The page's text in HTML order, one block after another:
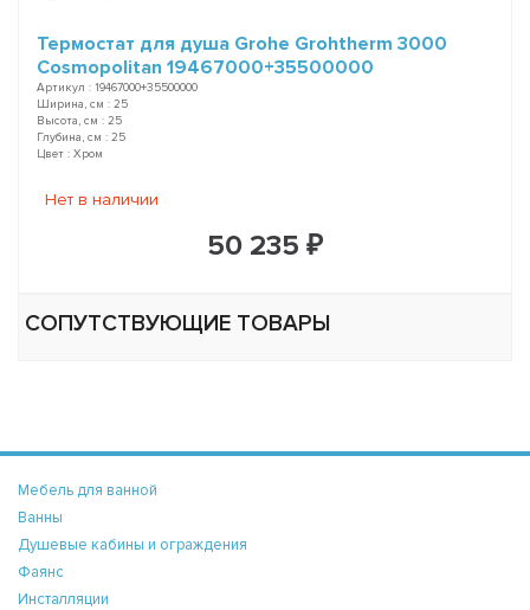
Термостат для душа Grohe Grohtherm 3000
Cosmopolitan 19467000+35500000
Артикул : 19467000+35500000
Ширина, см : 25
Высота, см : 25
Глубина, см : 25
Цвет : Хром
Нет в наличии
50 235 ₽
СОПУТСТВУЮЩИЕ ТОВАРЫ
Мебель для ванной
Ванны
Душевые кабины и ограждения
Фаянс
Инсталляции